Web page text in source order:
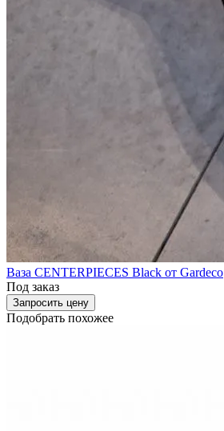
Ваза CENTERPIECES Black от Gardeco
Под заказ
Запросить цену
Подобрать похожее